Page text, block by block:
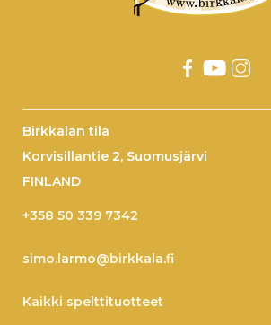
Birkkalan tila
Korvisillantie 2, Suomusjärvi
FINLAND
+358 50 339 7342
simo.larmo@birkkala.fi
Kaikki spelttituotteet